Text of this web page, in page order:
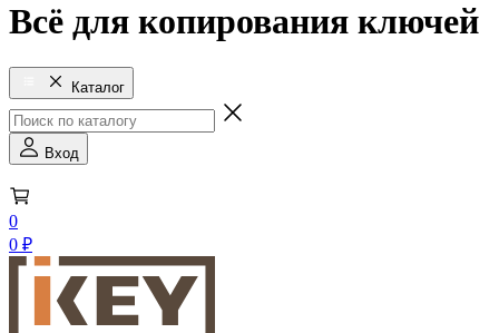
Всё для копирования ключей
Каталог
Вход
0
0 ₽